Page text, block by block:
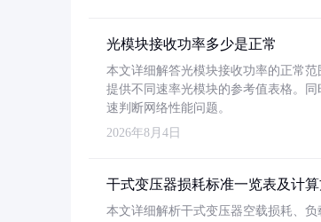
光模块接收功率多少是正常
本文详细解答光模块接收功率的正常
提供不同速率光模块的参考值表格。
速判断网络性能问题。
2026年8月4日
干式变压器损耗标准一览表及计
本文详细解析干式变压器空载损耗、